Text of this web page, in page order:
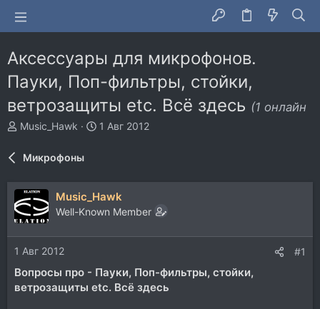
Аксессуары для микрофонов.
Пауки, Поп-фильтры, стойки,
ветрозащиты etc. Всё здесь (1 онлайн
А
т
р
т
е
м
Music_Hawk
Д
н
а
1 Авг 2012
Микрофоны
Music_Hawk
Well-Known Member
1 Авг 2012 #1
Вопросы про - Пауки, Поп-фильтры, стойки,
ветрозащиты etc. Всё здесь